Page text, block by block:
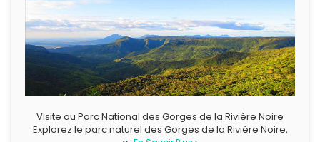
Visite au Parc National des Gorges de la Rivière Noire
Explorez le parc naturel des Gorges de la Rivière Noire,